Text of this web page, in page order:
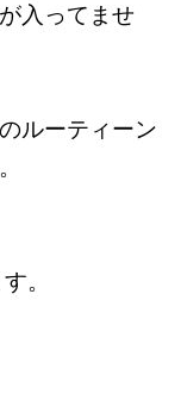
入ってませ
ルーティーン
。